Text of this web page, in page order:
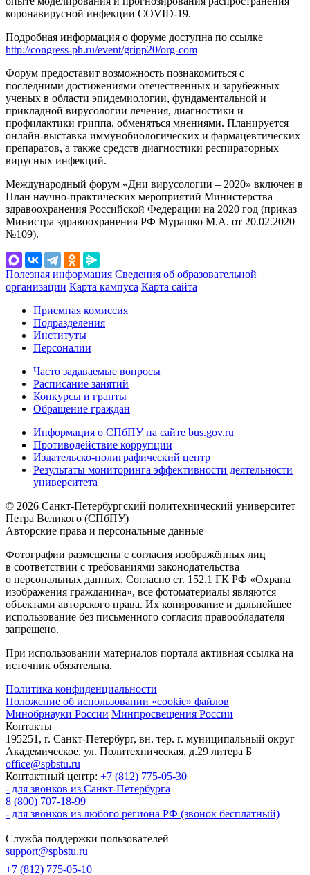
коронавирусной инфекции COVID-19.
Подробная информация о форуме доступна по ссылке
http://congress-ph.ru/event/gripp20/org-com
Форум предоставит возможность познакомиться с
последними достижениями отечественных и зарубежных
ученых в области эпидемиологии, фундаментальной и
прикладной вирусологии лечения, диагностики и
профилактики гриппа, обменяться мнениями. Планируется
онлайн-выставка иммунобиологических и фармацевтических
препаратов, а также средств диагностики респираторных
вирусных инфекций.
Международный форум «Дни вирусологии – 2020» включен в
План научно-практических мероприятий Министерства
здравоохранения Российской Федерации на 2020 год (приказ
Министра здравоохранения РФ Мурашко М.А. от 20.02.2020
№109).
Полезная информация Сведения об образовательной
организации Карта кампуса Карта сайта
Приемная комиссия
Подразделения
Институты
Персоналии
Часто задаваемые вопросы
Расписание занятий
Конкурсы и гранты
Обращение граждан
Информация о СПбПУ на сайте bus.gov.ru
Противодействие коррупции
Издательско-полиграфический центр
Результаты мониторинга эффективности деятельности
университета
© 2026 Санкт-Петербургский политехнический университет
Петра Великого (СПбПУ)
Авторские права и персональные данные
Фотографии размещены с согласия изображённых лиц
в соответствии с требованиями законодательства
о персональных данных. Согласно ст. 152.1 ГК РФ «Охрана
изображения гражданина», все фотоматериалы являются
объектами авторского права. Их копирование и дальнейшее
использование без письменного согласия правообладателя
запрещено.
При использовании материалов портала активная ссылка на
источник обязательна.
Политика конфиденциальности
Положение об использовании «cookie» файлов
Минобрнауки России Минпросвещения России
Контакты
195251, г. Санкт-Петербург, вн. тер. г. муниципальный округ
Академическое, ул. Политехническая, д.29 литера Б
office@spbstu.ru
Контактный центр: +7 (812) 775-05-30
- для звонков из Санкт-Петербурга
8 (800) 707-18-99
- для звонков из любого региона РФ (звонок бесплатный)
Служба поддержки пользователей
support@spbstu.ru
+7 (812) 775-05-10